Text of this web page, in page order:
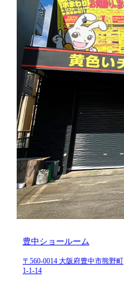
豊中ショールーム
〒560-0014 大阪府豊中市熊野町
1-1-14